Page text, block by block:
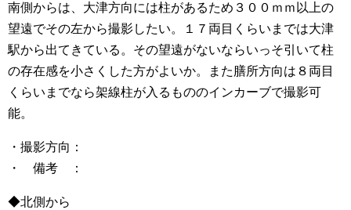
南側からは、大津方向には柱があるため３００ｍｍ以上の
望遠でその左から撮影したい。１７両目くらいまでは大津
駅から出てきている。その望遠がないならいっそ引いて柱
の存在感を小さくした方がよいか。また膳所方向は８両目
くらいまでなら架線柱が入るもののインカーブで撮影可
能。
・撮影方向：
・ 備考 ：
◆北側から